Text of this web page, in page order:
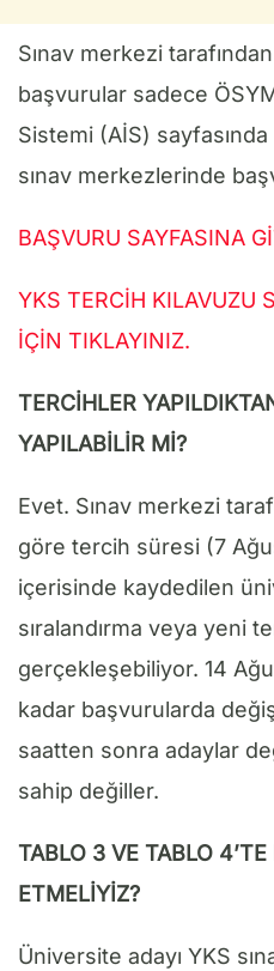
Sınav merkezi
başvurular sadece
Sistemi (AİS)
sınav merkezlerinde
BAŞVURU SAYFASINA
YKS TERCİH KILAVUZU
İÇİN TIKLAYINIZ.
TERCİHLER
YAPILABİLİR Mİ?
Evet. Sınav merkezi
göre tercih süresi (7
içerisinde kaydedilen
sıralandırma veya yeni
gerçekleşebiliyor. 14
kadar başvurularda
saatten sonra adaylar
sahip değiller.
TABLO 3 VE TABLO
ETMELİYİZ?
Üniversite adayı YKS